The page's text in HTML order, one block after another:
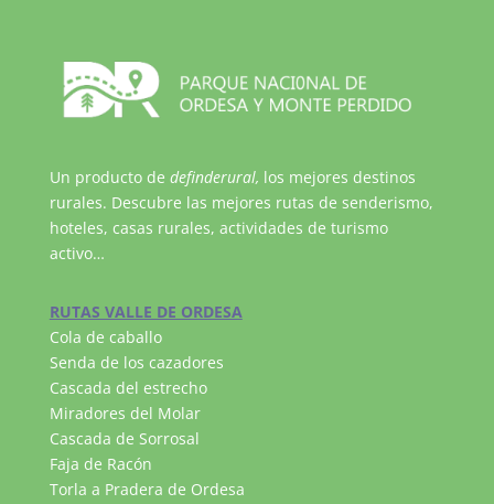
Un producto de definderural, los mejores destinos
rurales. Descubre las mejores rutas de senderismo,
hoteles, casas rurales, actividades de turismo
activo…
RUTAS VALLE DE ORDESA
Cola de caballo
Senda de los cazadores
Cascada del estrecho
Miradores del Molar
Cascada de Sorrosal
Faja de Racón
Torla a Pradera de Ordesa